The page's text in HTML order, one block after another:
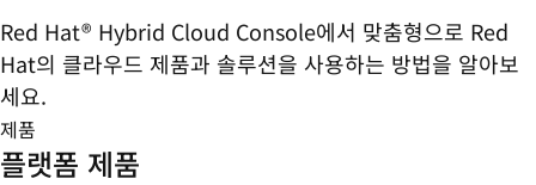
Red Hat® Hybrid Cloud Console에서 맞춤형으로 Red
Hat의 클라우드 제품과 솔루션을 사용하는 방법을 알아보
세요.
제품
플랫폼 제품